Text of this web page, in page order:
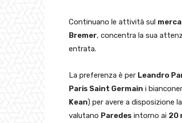
Continuano le attività sul
Bremer, concentra la sua
entrata.
La preferenza è per Leandro
Paris Saint Germain i
Kean) per avere a disposizione
valutano Paredes intorno ai 20